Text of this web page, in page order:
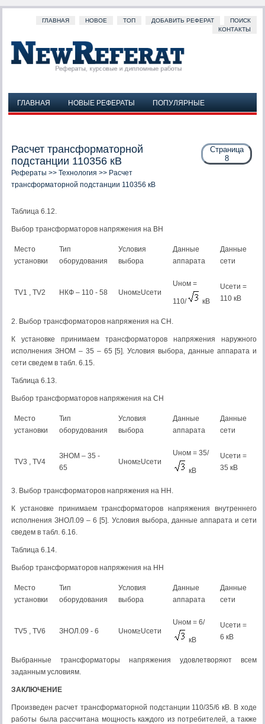
ГЛАВНАЯ НОВОЕ ТОП ДОБАВИТЬ РЕФЕРАТ
ПОИСК
КОНТАКТЫ
ГЛАВНАЯ НОВЫЕ РЕФЕРАТЫ
ПОПУЛЯРНЫЕ
Страница
8
Расчет трансформаторной
подстанции 110356 кВ
Рефераты >> Технология >> Расчет
трансформаторной подстанции 110356 кВ
Таблица 6.12.
Выбор трансформаторов напряжения на ВН
Место
установки
Тип
оборудования
Условия
выбора
Данные
аппарата
Данные
сети
TV1 , TV2 НКФ – 110 - 58 Uном≥Uсети
Uном =
110/ кВ
Uсети =
110 кВ
2. Выбор трансформаторов напряжения на СН.
К установке принимаем трансформаторов напряжения наружного
исполнения ЗНОМ – 35 – 65 [5]. Условия выбора, данные аппарата и
сети сведем в табл. 6.15.
Таблица 6.13.
Выбор трансформаторов напряжения на СН
Место
установки
Тип
оборудования
Условия
выбора
Данные
аппарата
Данные
сети
TV3 , TV4
ЗНОМ – 35 -
65
Uном≥Uсети
Uном = 35/
кВ
Uсети =
35 кВ
3. Выбор трансформаторов напряжения на НН.
К установке принимаем трансформаторов напряжения внутреннего
исполнения ЗНОЛ.09 – 6 [5]. Условия выбора, данные аппарата и сети
сведем в табл. 6.16.
Таблица 6.14.
Выбор трансформаторов напряжения на НН
Место
установки
Тип
оборудования
Условия
выбора
Данные
аппарата
Данные
сети
TV5 , TV6 ЗНОЛ.09 - 6 Uном≥Uсети
Uном = 6/
кВ
Uсети =
6 кВ
Выбранные трансформаторы напряжения удовлетворяют всем
заданным условиям.
ЗАКЛЮЧЕНИЕ
Произведен расчет трансформаторной подстанции 110/35/6 кВ. В ходе
работы была рассчитана мощность каждого из потребителей, а также